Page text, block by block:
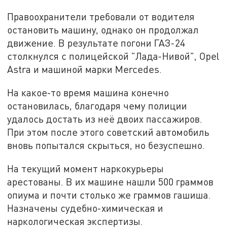
Правоохранители требовали от водителя
остановить машину, однако он продолжал
движение. В результате погони ГАЗ-24
столкнулся с полицейской "Лада-Нивой", Opel
Astra и машиной марки Mercedes.
На какое-то время машина конечно
остановилась, благодаря чему полиции
удалось достать из неё двоих пассажиров.
При этом после этого советский автомобиль
вновь попытался скрыться, но безуспешно.
На текущий момент наркокурьеры
арестованы. В их машине нашли 500 граммов
опиума и почти столько же граммов гашиша.
Назначены судебно-химическая и
наркологическая экспертизы.